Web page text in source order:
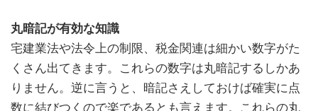
丸暗記が有効な知識
宅建業法や法令上の制限、税金関連は細かい数字がた
くさん出てきます。これらの数字は丸暗記するしかあ
りません。逆に言うと、暗記さえしておけば確実に点
数に結びつくので楽であるとも言えます。これらの丸